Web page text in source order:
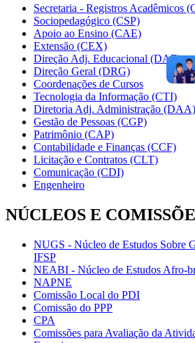
Secretaria - Registros Acadêmicos
Sociopedagógico (CSP)
Apoio ao Ensino (CAE)
Extensão (CEX)
Direção Adj. Educacional (DAE)
Direção Geral (DRG)
Coordenações de Cursos
Tecnologia da Informação (CTI)
Diretoria Adj. Administração (DAA)
Gestão de Pessoas (CGP)
Patrimônio (CAP)
Contabilidade e Finanças (CCF)
Licitação e Contratos (CLT)
Comunicação (CDI)
Engenheiro
NÚCLEOS E
NUGS - Núcleo de Estudos Sobre
IFSP
NEABI - Núcleo de Estudos Afro-
NAPNE
Comissão Local do PDI
Comissão do PPP
CPA
Comissões para Avaliação da